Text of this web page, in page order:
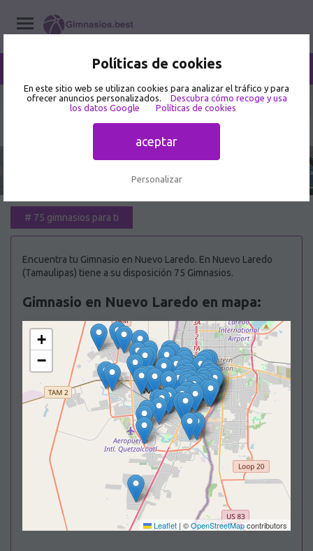
Políticas de cookies
En este sitio web se utilizan cookies para analizar el tráfico y para
ofrecer anuncios personalizados.
Descubra cómo recoge y usa
los datos Google
Políticas de cookies
aceptar
Personalizar
Tamaulipas /Nuevo Laredo
Mejor Gimnasio en Nuevo Laredo 🥇
# 75 gimnasios para ti
Encuentra tu Gimnasio en Nuevo Laredo. En Nuevo Laredo
(Tamaulipas) tiene a su disposición 75 Gimnasios.
Gimnasio en Nuevo Laredo en mapa:
+
−
Leaflet | ©OpenStreetMapcontributors